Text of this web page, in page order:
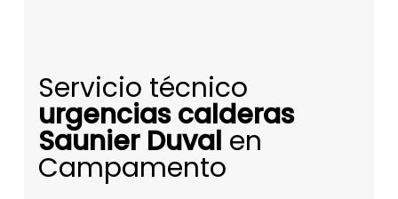
Servicio técnico
urgencias calderas
Saunier Duval en
Campamento